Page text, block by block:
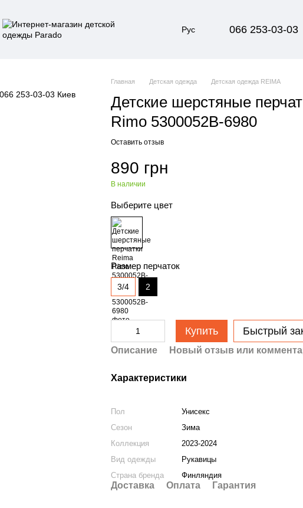
Рус 066 253-03-03
Главная Детская одежда Детская одежда REIMA
Детские шерстяные
Rimo 5300052B-6980
Оставить отзыв
890 грн
В наличии
Выберите цвет
Размер перчаток
3/4 2
Купить Быстрый
Описание Новый отзыв или
Характеристики
Пол
Унисекс
Сезон
Зима
Коллекция
2023-2024
Вид одежды
Рукавицы
Страна бренда
Финляндия
Доставка Оплата Гарантия